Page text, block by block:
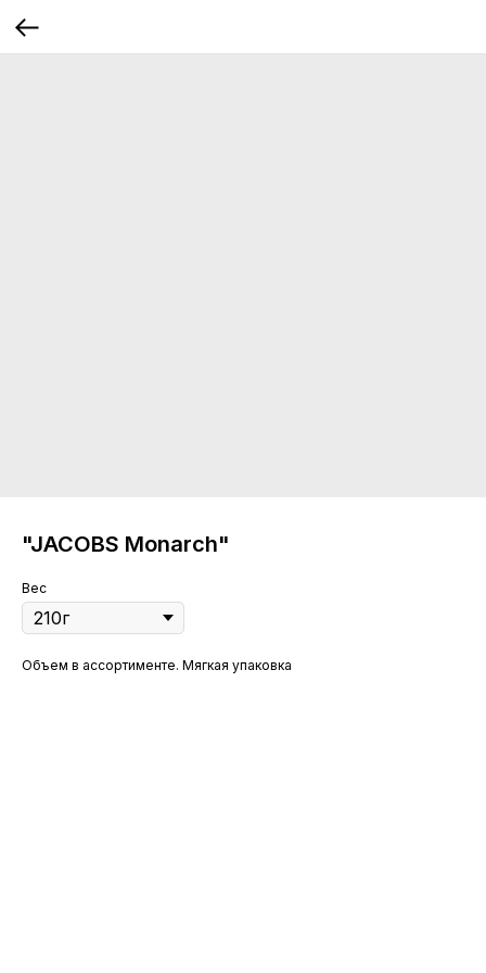
"JACOBS Monarch"
Вес
Объем в ассортименте. Мягкая упаковка